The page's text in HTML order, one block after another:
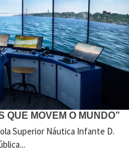
QUE MOVEM O MUNDO”
Superior Náutica Infante D.